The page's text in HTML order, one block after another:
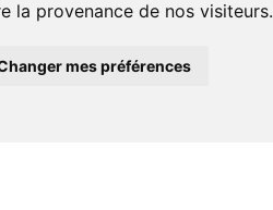
la provenance de nos visiteurs.
Changer mes préférences